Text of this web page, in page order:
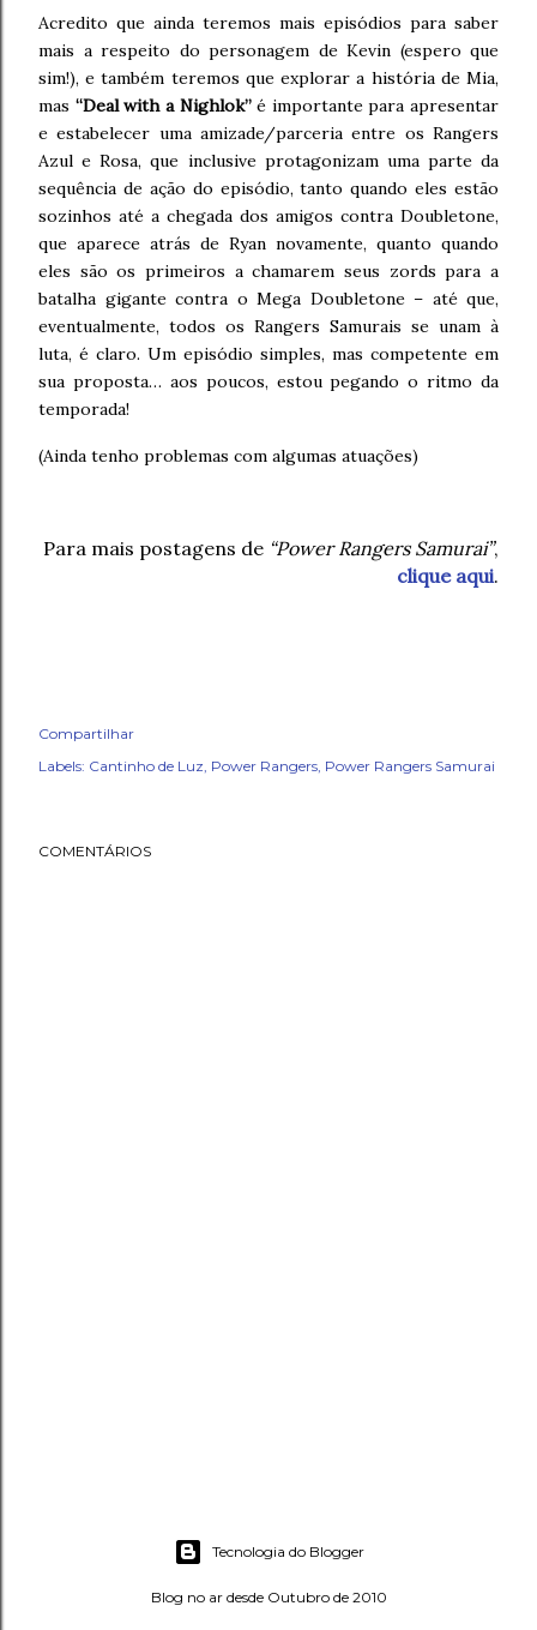
Acredito que ainda teremos mais episódios para saber
mais a respeito do personagem de Kevin (espero que
sim!), e também teremos que explorar a história de Mia,
mas “Deal with a Nighlok”é importante para apresentar
e estabelecer uma amizade/parceria entre os Rangers
Azul e Rosa, que inclusive protagonizam uma parte da
sequência de ação do episódio, tanto quando eles estão
sozinhos até a chegada dos amigos contra Doubletone,
que aparece atrás de Ryan novamente, quanto quando
eles são os primeiros a chamarem seus zords para a
batalha gigante contra o Mega Doubletone – até que,
eventualmente, todos os Rangers Samurais se unam à
luta, é claro. Um episódio simples, mas competente em
sua proposta… aos poucos, estou pegando o ritmo da
temporada!
(Ainda tenho problemas com algumas atuações)
Para mais postagens de “Power Rangers Samurai”,
clique aqui.
Compartilhar
Labels: Cantinho de Luz Power Rangers Power Rangers Samurai
COMENTÁRIOS
Tecnologia do Blogger
Blog no ar desde Outubro de 2010